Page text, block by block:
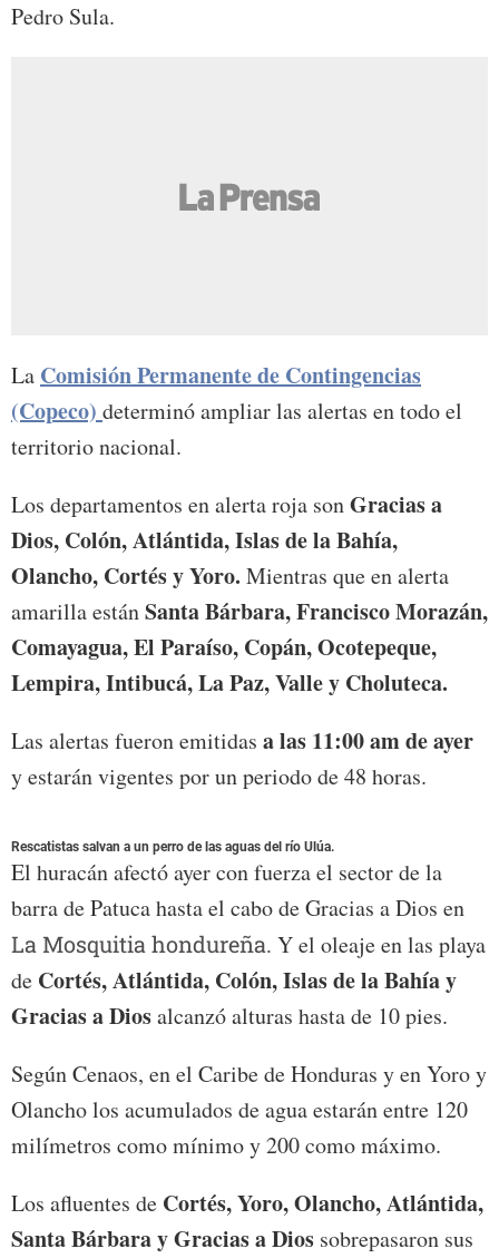
Pedro Sula.
La Comisión Permanente de Contingencias
(Copeco) determinó ampliar las alertas en todo el
territorio nacional.
Los departamentos en alerta roja sonGracias a
Dios, Colón, Atlántida, Islas de la Bahía,
Olancho, Cortés y Yoro. Mientras que en alerta
amarilla estánSanta Bárbara, Francisco Morazán,
Comayagua, El Paraíso, Copán, Ocotepeque,
Lempira, Intibucá, La Paz, Valle y Choluteca.
Las alertas fueron emitidas a las 11:00 am de ayer
y estarán vigentes por un periodo de 48 horas.
Rescatistas salvan a un perro de las aguas del río Ulúa.
El huracán afectó ayer con fuerza el sector de la
barra de Patuca hasta el cabo de Gracias a Dios en
La Mosquitia hondureña. Y el oleaje en las playa
de Cortés, Atlántida, Colón, Islas de la Bahía y
Gracias a Diosalcanzó alturas hasta de 10 pies.
Según Cenaos, en el Caribe de Honduras y en Yoro y
Olancho los acumulados de agua estarán entre 120
milímetros como mínimo y 200 como máximo.
Los afluentes de Cortés, Yoro, Olancho, Atlántida,
Santa Bárbara y Gracias a Dios sobrepasaron sus